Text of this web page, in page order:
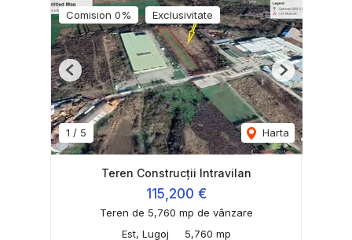
Comision 0% Exclusivitate
1 / 5 Harta
Previous Next
Teren Construcții Intravilan
115,200 €
Teren de 5,760 mp de vânzare
Est, Lugoj
5,760 mp